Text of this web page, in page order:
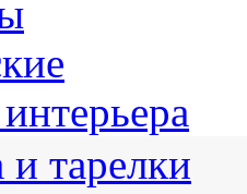
тарелки